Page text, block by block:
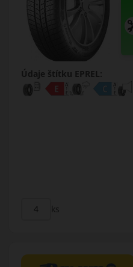
Údaje štítku EPREL:
ks